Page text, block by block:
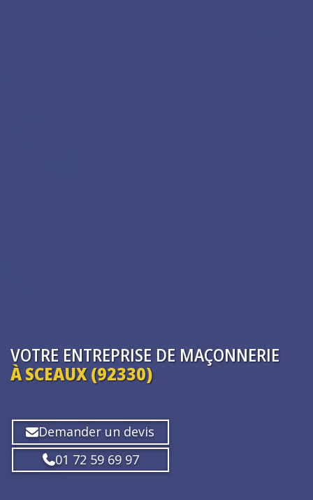
VOTRE ENTREPRISE DE MAÇONNERIE
À SCEAUX (92330)
Demander un devis
01 72 59 69 97